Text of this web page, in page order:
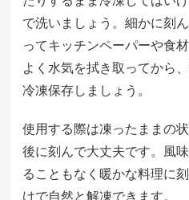
で洗いましょう。細かに刻
ってキッチンペーパーや食
よく水気を拭き取ってから
冷凍保存しましょう。
使用する際は凍ったままの
後に刻んで大丈夫です。風
ることもなく暖かな料理に
けで自然と解凍できます。